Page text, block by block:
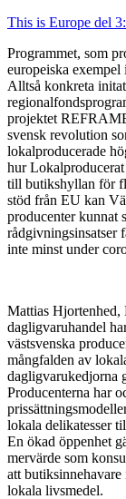
This is Europe del
Programmet, som
europeiska
Alltså konkreta
projektet
svensk revolution
lokalproducerade
hur
till butikshyllan för
stöd från EU kan
producenter kunnat
rådgivningsinsatser
inte minst under
Mattias Hjortenhed,
dagligvaruhandel
västsvenska
mångfalden av
dagligvarukedjorna
Producenterna har
lokala delikatesser
En ökad öppenhet
mervärde som
att
lokala livsmedel.